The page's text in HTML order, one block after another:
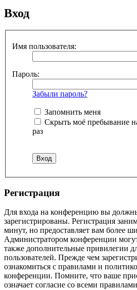
Вход
Имя пользователя:
Пароль:
Забыли пароль?
Запомнить меня
Скрыть моё пребывание
раз
Регистрация
Для входа на конференцию вы
зарегистрированы. Регистрация
минут, но предоставляет вам более
Администратором конференции
также дополнительные привилегии
пользователей. Прежде чем
ознакомиться с правилами и
конференции. Помните, что ваше
означает согласие со всеми